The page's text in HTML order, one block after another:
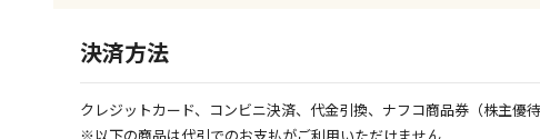
決済方法
クレジットカード、コンビニ決済、代金引換、ナフコ商品券（株主優待